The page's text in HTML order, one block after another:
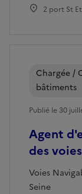
2 port St
Agent
des
Voies
Seine
Chargée /
bâtiments
Publié le 30